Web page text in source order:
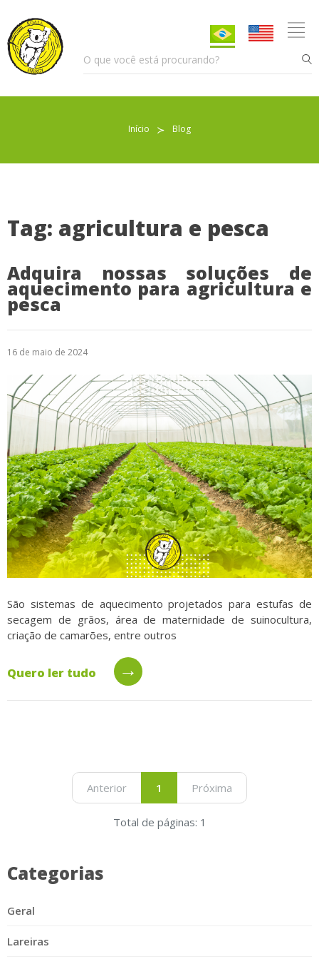
Início ≻ Blog
Tag: agricultura e pesca
Adquira nossas soluções de
aquecimento para agricultura e
pesca
16 de maio de 2024
São sistemas de aquecimento projetados para estufas de
secagem de grãos, área de maternidade de suinocultura,
criação de camarões, entre outros
Quero ler tudo →
Anterior 1 Próxima
Total de páginas: 1
Categorias
Geral
Lareiras
Sobre nós
Atendimento
Blog
Denúncias
Relatório Transparência
Trabalhe Conosco